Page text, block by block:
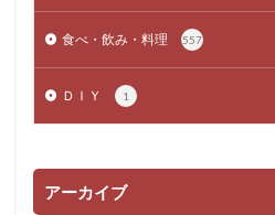
食べ・飲み・料理 557
ＤＩＹ 1
アーカイブ